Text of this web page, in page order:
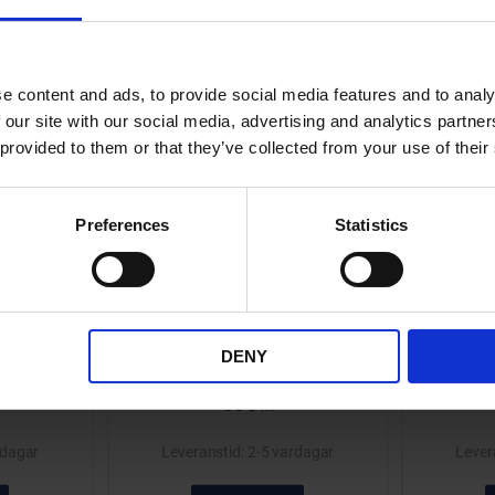
content and ads, to provide social media features and to
site with our social media, advertising and analytics
to them or that they’ve collected from your use of
Preferences Statistics
DENY
Mc19
pris.
Däck 130/90-10" Mitas Mc17
Kvalitesdäck till rätt pris.
17-808-64
895KR
2-5 vardagar
Däck
Få ut